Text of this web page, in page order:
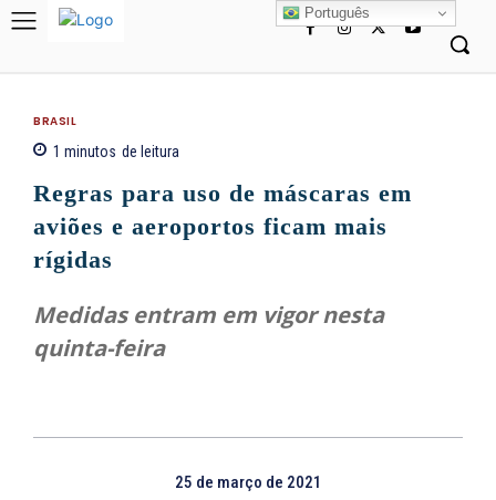
BRASIL
1 minutos de leitura
Regras para uso de máscaras em
aviões e aeroportos ficam mais
rígidas
Medidas entram em vigor nesta
quinta-feira
25 de março de 2021
Português